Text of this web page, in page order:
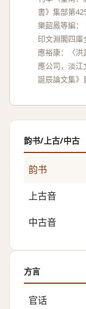
書》集部第
樂韶鳳等編：
印文淵閣四庫
應裕康：〈
應公司，淡
誕辰論文集》
韵书/上古/中古
韵书
上古音
中古音
方言
官话